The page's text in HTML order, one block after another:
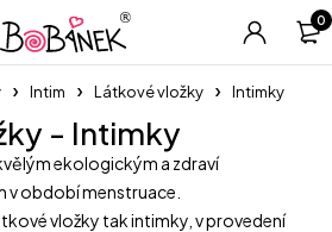
0
Intim Látkové vložky Intimky
- Intimky
ekologickým a zdraví
období menstruace.
vložky tak intimky, v provedení